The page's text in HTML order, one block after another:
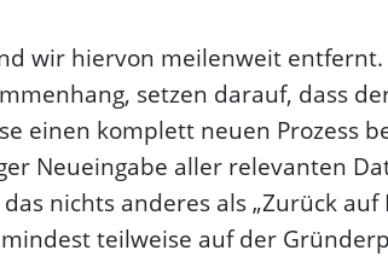
wir hiervon meilenweit
setzen darauf, dass
einen komplett neuen Prozess
Neueingabe aller relevanten
nichts anderes als „Zurück auf
teilweise auf der